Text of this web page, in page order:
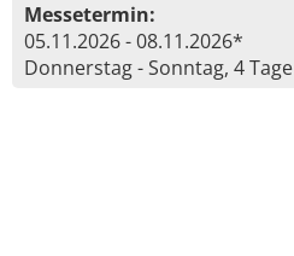
Messetermin:
05.11.2026 - 08.11.2026*
Donnerstag - Sonntag, 4 Tage